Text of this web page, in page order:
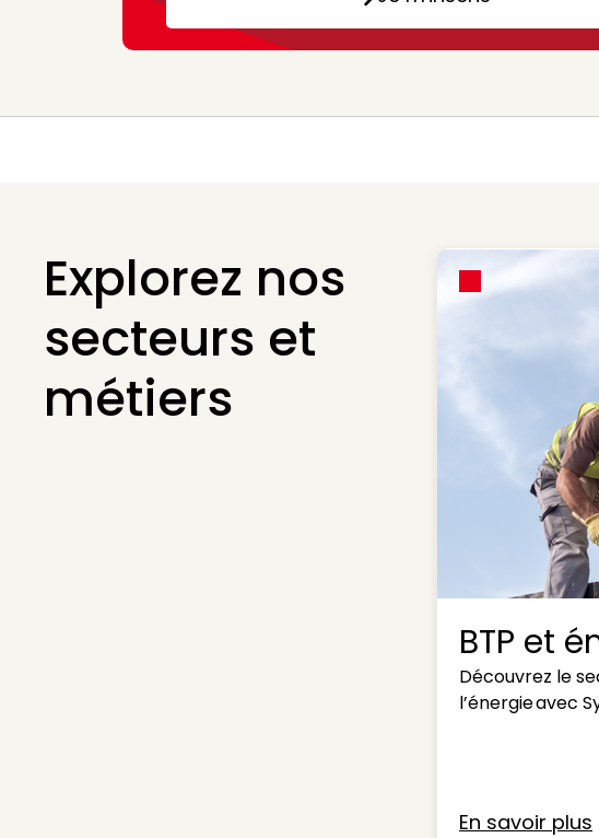
Explorez nos
secteurs et
métiers
BTP et
Découvrez le
l’énergie avec
En savoir plus